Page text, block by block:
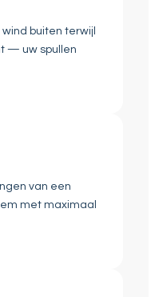
buiten terwijl
— uw spullen
van een
met maximaal